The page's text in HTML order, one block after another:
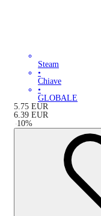
Steam
•
Chiave
•
GLOBALE
5.75 EUR
6.39 EUR
-10%